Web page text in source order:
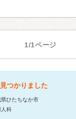
1/1ページ
つかりました
県ひたちなか市
人科